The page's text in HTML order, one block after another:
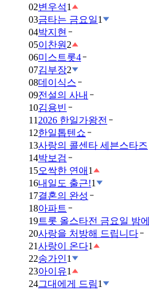
02변우석1
03금타는 금요일1
04박지현
05이찬원 2
06미스트롯4
07김부장2
08데이식스
09전설의 사내
10김용빈
11 2026 한일가왕전
12한일톱텐쇼
13사랑의 콜센타 세븐스타즈
14박보검
15오싹한 연애 1
16내일도 출근!1
17결혼의 완성
18아파트
19트롯 올스타전 금요일 밤에
20사랑을 처방해 드립니다
21사랑이 온다1
22송가인1
23아이유1
24그대에게 드림1